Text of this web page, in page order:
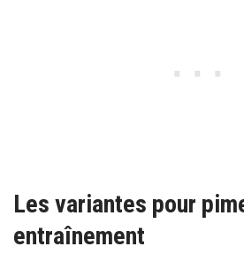
Les variantes pour
entraînement